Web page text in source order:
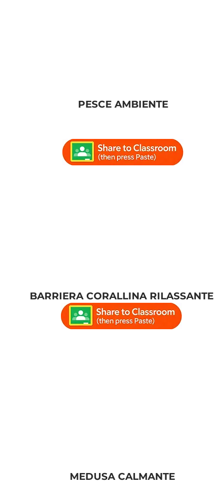
PESCE AMBIENTE
BARRIERA CORALLINA RILASSANTE
MEDUSA CALMANTE